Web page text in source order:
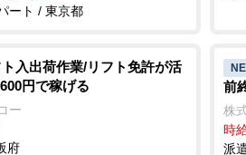
ート / 東京都
入出荷作業/リフト免許が活
円で稼げる
ー
府
前
株
時
派